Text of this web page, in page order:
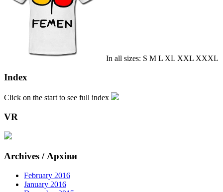
In all sizes: S M L XL XXL XXXL
Index
Click on the start to see full index
VR
Archives / Архіви
February 2016
January 2016